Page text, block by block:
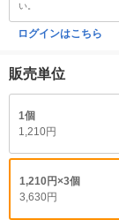
い。
ログインはこちら
販売単位
1個
1,210円
1,210円×3個
3,630円